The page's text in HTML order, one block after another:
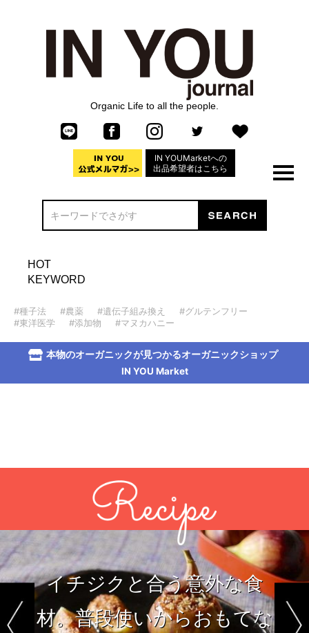
Organic Life to all the people.
IN YOUMarketへの
出品希望者はこちら
HOT
KEYWORD
#種子法 #農薬 #遺伝子組み換え
#グルテンフリー
#東洋医学
#添加物 #マヌカハニー
本物のオーガニックが見つかるオーガニックショップ
IN YOU Market
イチジクと合う意外な食
材。普段使いからおもてな